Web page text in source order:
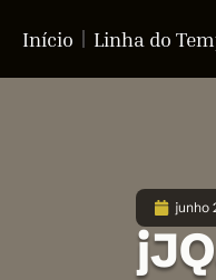
Início Linha do
junho